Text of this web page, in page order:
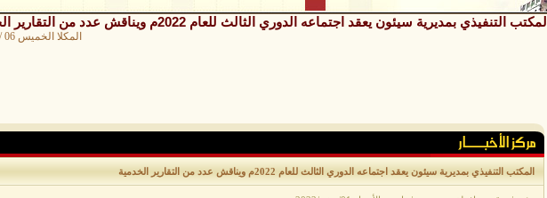
المكتب التنفيذي بمديرية سيئون يعقد اجتماعه الدوري الثالث للعام 2022م ويناقش عدد من التقارير الخدمية
المكلا الخميس 06 /اغسطس/2026 | 09:16
المكتب التنفيذي بمديرية سيئون يعقد اجتماعه الدوري الثالث للعام 2022م ويناقش عدد من التقارير الخدمية